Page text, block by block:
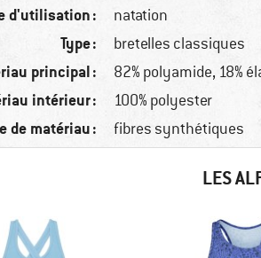
d'utilisation : natation
Type : bretelles classiques
principal : 82% polyamide, 18%
intérieur : 100% polyester
de matériau : fibres synthétiques
LES